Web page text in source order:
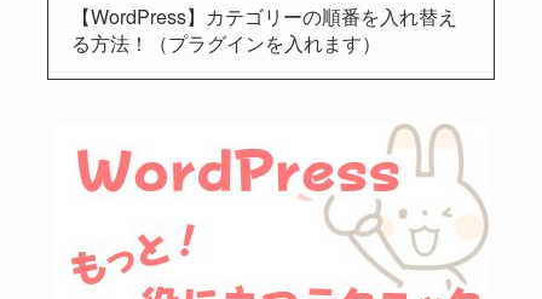
【WordPress】カテゴリーの順番を入れ替え
る方法！（プラグインを入れます）